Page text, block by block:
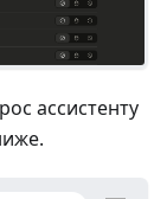
ассистенту